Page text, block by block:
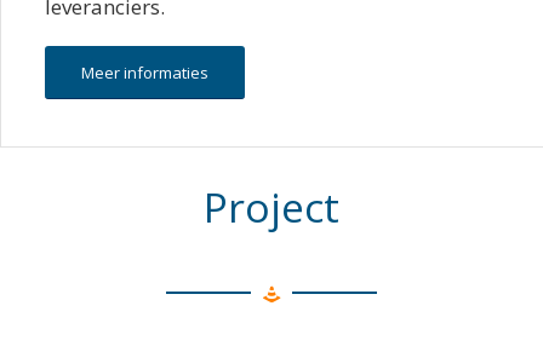
leveranciers.
Meer informaties
Project